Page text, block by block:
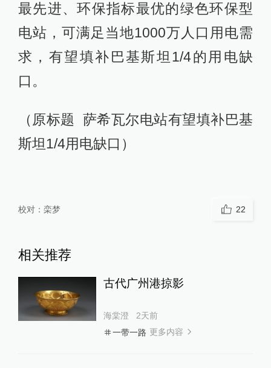
最先进、环保指标最优的绿色环保型
电站，可满足当地1000万人口用电需
求，有望填补巴基斯坦1/4的用电缺
口。
（原标题 萨希瓦尔电站有望填补巴基
斯坦1/4用电缺口）
校对： 栾梦 22
相关推荐
古代广州港掠影
海棠澄
2天前
一带一路 更多内容